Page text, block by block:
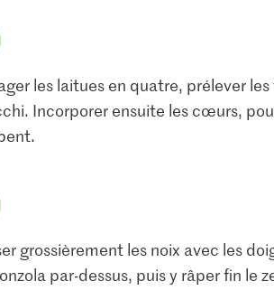
les laitues en quatre, prélever
Incorporer ensuite les cœurs,
grossièrement les noix avec les
par-dessus, puis y râper fin le